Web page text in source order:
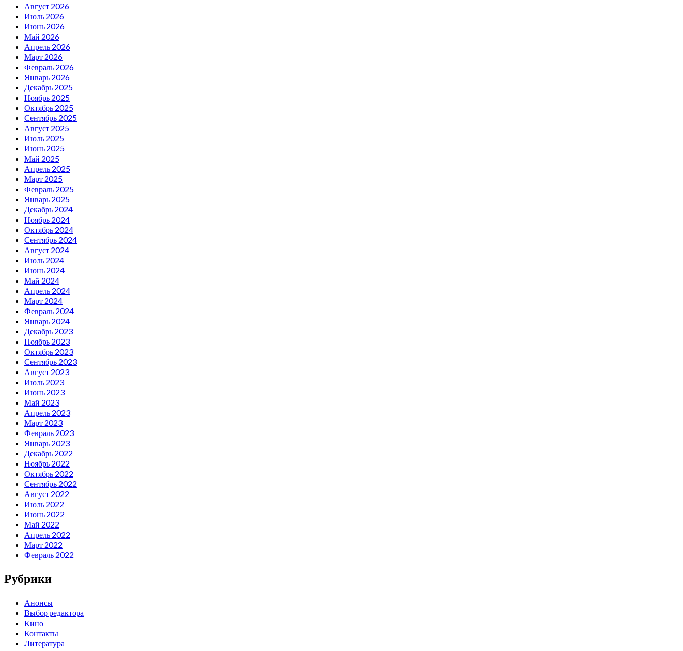
Август 2026
Июль 2026
Июнь 2026
Май 2026
Апрель 2026
Март 2026
Февраль 2026
Январь 2026
Декабрь 2025
Ноябрь 2025
Октябрь 2025
Сентябрь 2025
Август 2025
Июль 2025
Июнь 2025
Май 2025
Апрель 2025
Март 2025
Февраль 2025
Январь 2025
Декабрь 2024
Ноябрь 2024
Октябрь 2024
Сентябрь 2024
Август 2024
Июль 2024
Июнь 2024
Май 2024
Апрель 2024
Март 2024
Февраль 2024
Январь 2024
Декабрь 2023
Ноябрь 2023
Октябрь 2023
Сентябрь 2023
Август 2023
Июль 2023
Июнь 2023
Май 2023
Апрель 2023
Март 2023
Февраль 2023
Январь 2023
Декабрь 2022
Ноябрь 2022
Октябрь 2022
Сентябрь 2022
Август 2022
Июль 2022
Июнь 2022
Май 2022
Апрель 2022
Март 2022
Февраль 2022
Рубрики
Анонсы
Выбор редактора
Кино
Контакты
Литература